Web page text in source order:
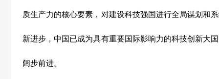
质生产力的核心要素，对建设科技强国进行全局谋划和
新进步，中国已成为具有重要国际影响力的科技创新大
阔步前进。